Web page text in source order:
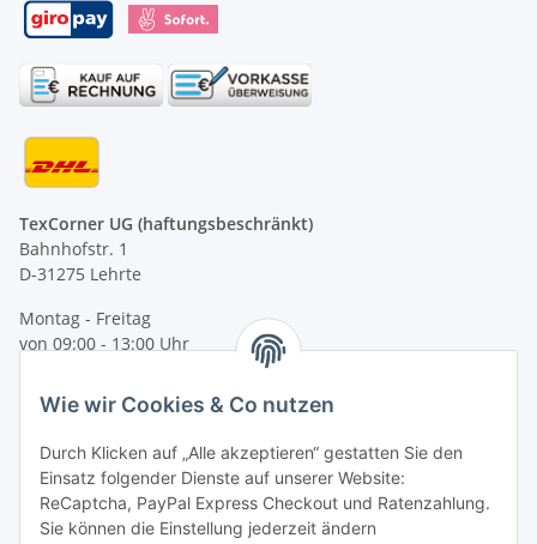
TexCorner UG (haftungsbeschränkt)
Bahnhofstr. 1
D-31275 Lehrte
Montag - Freitag
von 09:00 - 13:00 Uhr
Tel: +49 (0) 5132 8230689
E-Mail:mail@texcorner.de
Wie wir Cookies & Co nutzen
Durch Klicken auf „Alle akzeptieren“ gestatten Sie den
Einsatz folgender Dienste auf unserer Website:
ReCaptcha, PayPal Express Checkout und Ratenzahlung.
Sie können die Einstellung jederzeit ändern